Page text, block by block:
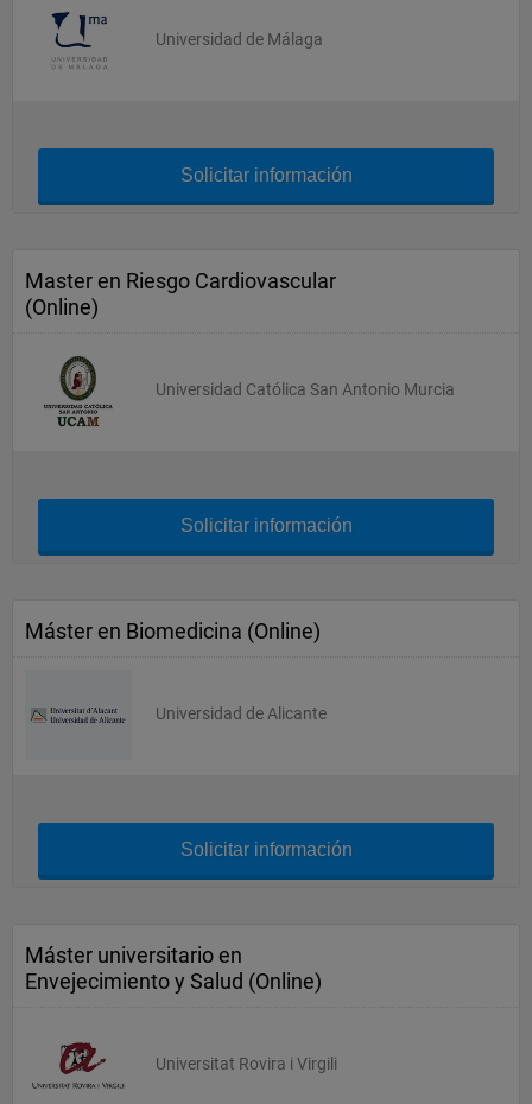
Universidad de Málaga
Solicitar información
Master en Riesgo Cardiovascular
(Online)
Universidad Católica San Antonio Murcia
Solicitar información
Máster en Biomedicina (Online)
Universidad de Alicante
Solicitar información
Máster universitario en
Envejecimiento y Salud (Online)
Universitat Rovira i Virgili